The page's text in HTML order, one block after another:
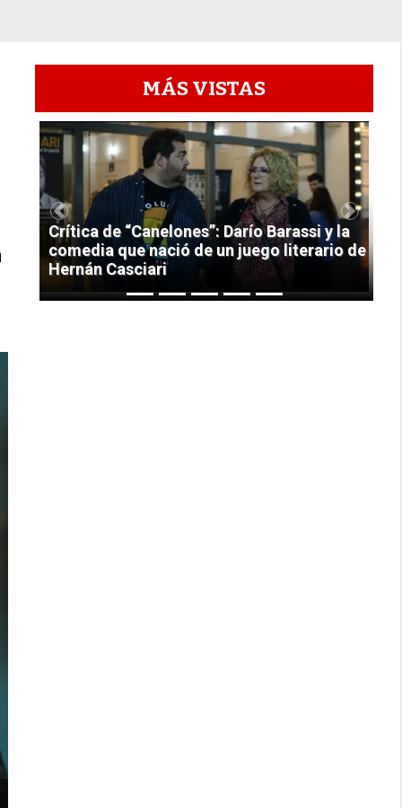
MÁS VISTAS
1
Crítica de “Canelones”: Darío Barassi y la
comedia que nació de un juego literario de
Hernán Casciari
Previous Next